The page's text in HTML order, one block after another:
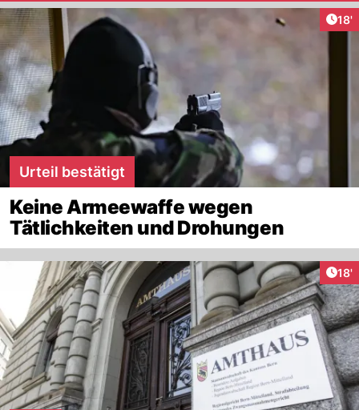
18'
Urteil bestätigt
Keine Armeewaffe wegen
Tätlichkeiten und Drohungen
18'